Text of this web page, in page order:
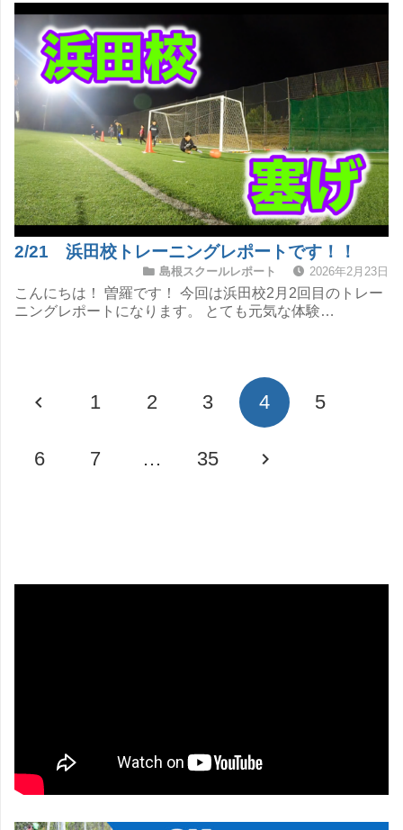
2/21 浜田校トレーニングレポートです！！
島根スクールレポート 2026年2月23日
こんにちは！ 曽羅です！ 今回は浜田校2月2回目のトレー
ニングレポートになります。 とても元気な体験…
1 2 3 4 5
6 7 … 35